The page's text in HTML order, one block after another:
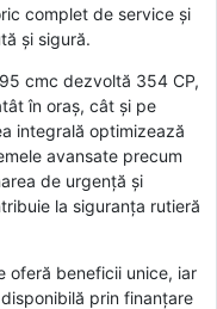
complet de service și
și sigură.
cmc dezvoltă 354 CP,
în oraș, cât și pe
integrală optimizează
avansate precum
de urgență și
la siguranța rutieră
oferă beneficii unice, iar
prin finanțare